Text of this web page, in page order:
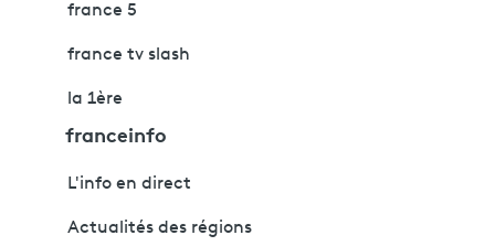
france 5
france tv slash
la 1ère
franceinfo
L'info en direct
Actualités des régions